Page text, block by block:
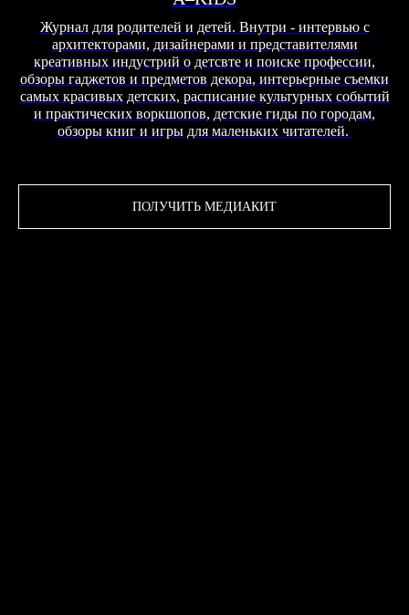
Журнал для родителей и детей. Внутри - интервью с
архитекторами, дизайнерами и представителями
креативных индустрий о детсвте и поиске профессии,
обзоры гаджетов и предметов декора, интерьерные съемки
самых красивых детских, расписание культурных событий
и практических воркшопов, детские гиды по городам,
обзоры книг и игры для маленьких читателей.
ПОЛУЧИТЬ МЕДИАКИТ